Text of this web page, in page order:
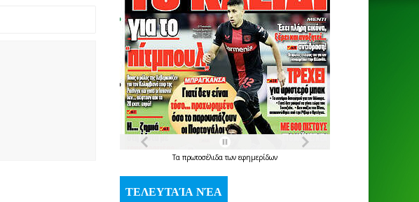
Τα πρωτοσέλιδατων εφημερίδων
ΤΕΛΕΥΤΑΊΑ ΝΈΑ